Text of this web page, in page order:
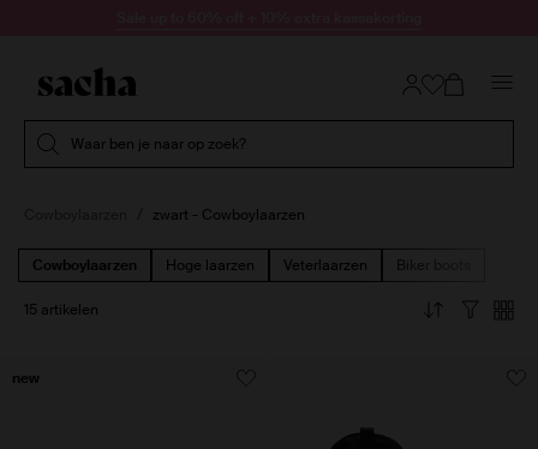
Waar ben je naar op zoek?
zwart - Cowboylaarzen
Cowboylaarzen Hoge laarzen Veterlaarzen Biker boots
15 artikelen
new